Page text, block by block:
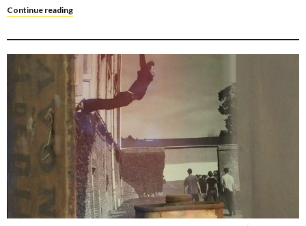
Continue reading